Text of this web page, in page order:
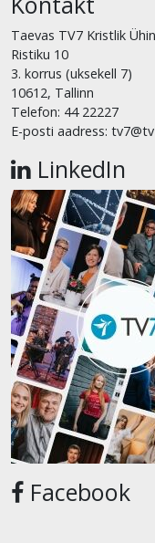
Taevas TV7 Kristlik
Ristiku 10
3. korrus (uksekell 7)
10612, Tallinn
Telefon: 44 22227
E-posti aadress:
LinkedIn
Facebook